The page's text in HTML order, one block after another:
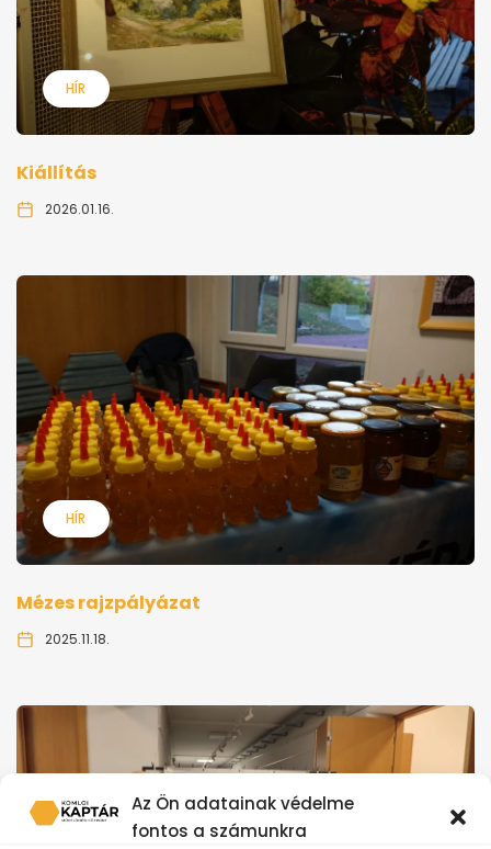
Az Ön adatainak védelme
fontos a számunkra
HÍR
Kiállítás
2026.01.16.
HÍR
Mézes rajzpályázat
2025.11.18.